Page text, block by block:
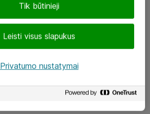
Tik būtinieji
Leisti visus slapukus
Privatumo nustatymai